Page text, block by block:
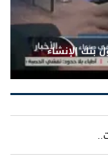
الإنشاء